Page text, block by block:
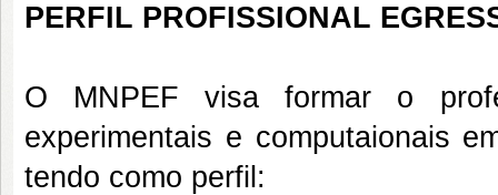
PERFIL PROFISSIONAL
O MNPEF visa formar o
experimentais e computaionais
tendo como perfil: